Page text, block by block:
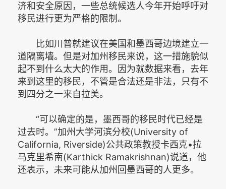
济和安全原因，一些总统候选人今年开始呼吁对
移民进行更为严格的限制。
比如川普就建议在美国和墨西哥边境建立一
道隔离墙。但是对加州移民来说，这一措施貌似
起不到什么太大的作用。因为就数据来看，去年
来到这里的移民，不管是合法还是非法，只有不
到四分之一来自拉美。
“可以确定的是，墨西哥的移民时代已经是
过去时。”加州大学河滨分校(University of
California, Riverside)公共政策教授卡西克•拉
马克里希南(Karthick Ramakrishnan)说道，他
还表示，未来可能从加州回墨西哥的人更多。